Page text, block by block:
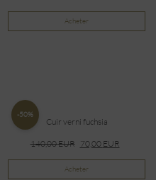
Acheter
-50%
Cuir verni fuchsia
140,00EUR 70,00 EUR
Acheter